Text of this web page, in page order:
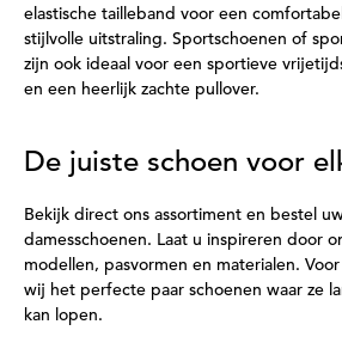
elastische tailleband voor een
stijlvolle uitstraling. Sportschoenen of
zijn ook ideaal voor een sportieve
en een heerlijk zachte pullover.
De juiste schoen voor
Bekijk direct ons assortiment en bestel
damesschoenen. Laat u inspireren door
modellen, pasvormen en materialen.
wij het perfecte paar schoenen waar ze
kan lopen.